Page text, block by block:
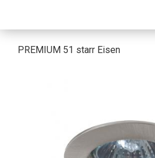
PREMIUM 51 starr Eisen